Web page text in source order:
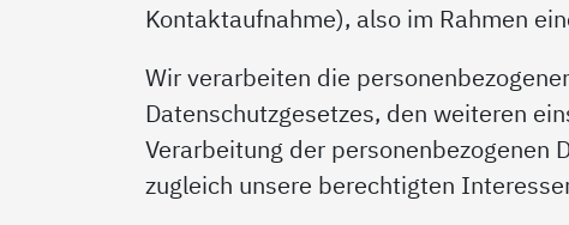
Kontaktaufnahme), also im Rahmen
Wir verarbeiten die
Datenschutzgesetzes, den weiteren
Verarbeitung der personenbezogenen
zugleich unsere berechtigten